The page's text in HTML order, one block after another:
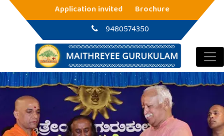
Main Navigation
Application invited
Brochure
9480574350